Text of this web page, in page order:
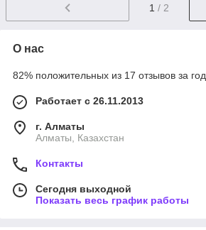
1 / 2
О нас
82% положительных из 17 отзывов за год
Работает с 26.11.2013
г. Алматы
Алматы, Казахстан
Контакты
Сегодня выходной
Показать весь график работы